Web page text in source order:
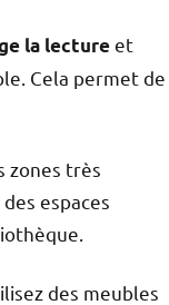
la lectureet
Cela permet de
zones très
espaces
des meubles